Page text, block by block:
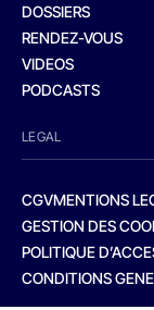
DOSSIERS
RENDEZ-VOUS
VIDEOS
PODCASTS
LEGAL
CGVMENTIONS
GESTION DES
POLITIQUE
CONDITIONS